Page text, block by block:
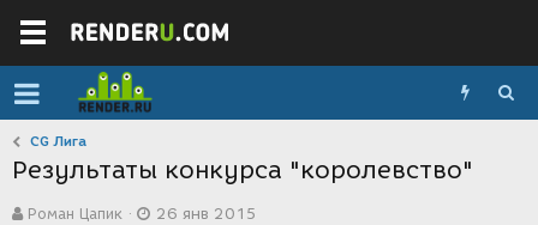
CG Лига
Результаты конкурса "королевство"
в
Роман Цапик
а
26 янв 2015